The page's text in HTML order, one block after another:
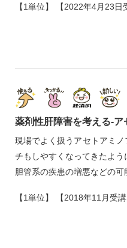
【1単位】 【2022年4月23日
薬剤性肝障害を考える‐
現場でよく扱うアセトアミ
チもしやすくなってきたよ
胆管系の疾患の増悪などの
【1単位】 【2018年11月受講